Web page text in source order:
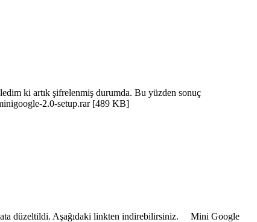
ki artık şifrelenmiş durumda. Bu yüzden sonuç
2.0-setup.rar [489 KB]
düzeltildi. Aşağıdaki linkten indirebilirsiniz. Mini Google